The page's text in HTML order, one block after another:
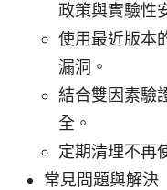
政策與實驗性
使用最近版本
漏洞。
結合雙因素驗
全。
定期清理不再
常見問題與解決